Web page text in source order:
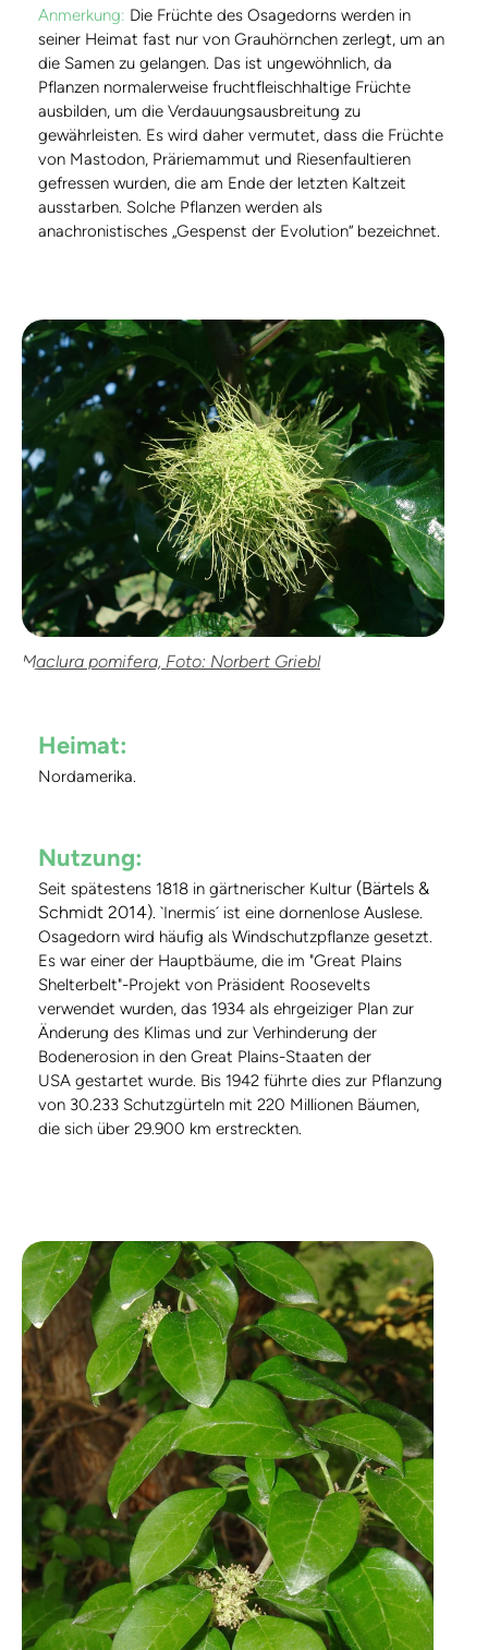
Anmerkung: Die Früchte des Osagedorns werden in
seiner Heimat fast nur von Grauhörnchen zerlegt, um an
die Samen zu gelangen. Das ist ungewöhnlich, da
Pflanzen normalerweise fruchtfleischhaltige Früchte
ausbilden, um die Verdauungsausbreitung zu
gewährleisten. Es wird daher vermutet, dass die Früchte
von Mastodon, Präriemammut und Riesenfaultieren
gefressen wurden, die am Ende der letzten Kaltzeit
ausstarben. Solche Pflanzen werden als
anachronistisches „Gespenst der Evolution“ bezeichnet.
Maclura pomifera, Foto: Norbert Griebl
Heimat:
Nordamerika.
Nutzung:
Seit spätestens 1818 in gärtnerischer Kultur (Bärtels &
Schmidt 2014). `Inermis´ ist eine dornenlose Auslese.
Osagedorn wird häufig als Windschutzpflanze gesetzt.
Es war einer der Hauptbäume, die im "Great Plains
Shelterbelt"-Projekt von Präsident Roosevelts
verwendet wurden, das 1934 als ehrgeiziger Plan zur
Änderung des Klimas und zur Verhinderung der
Bodenerosion in den Great Plains-Staaten der
USA gestartet wurde. Bis 1942 führte dies zur Pflanzung
von 30.233 Schutzgürteln mit 220 Millionen Bäumen,
die sich über 29.900 km erstreckten.